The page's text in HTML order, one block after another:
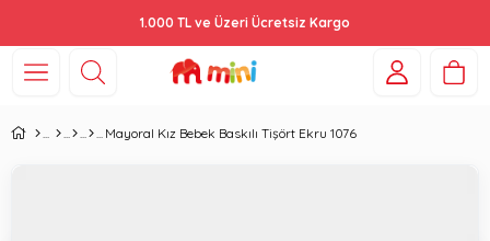
1.000 TL ve Üzeri Ücretsiz Kargo
Mayoral Kız Bebek Baskılı Tişört Ekru 1076